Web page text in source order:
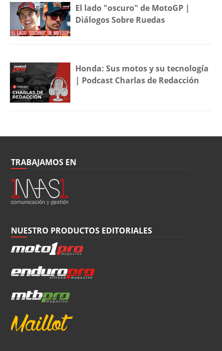
El lado "oscuro" de MotoGP |
Diálogos Sobre Ruedas
Honda: Sus motos y su tecnología
| Podcast Charlas de Redacción
TRABAJAMOS EN
NUESTRO PRODUCTOS EDITORIALES